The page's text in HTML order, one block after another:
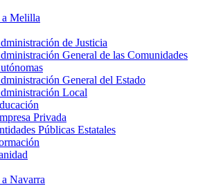
Melilla
de Justicia
General de las Comunidades
General del Estado
Local
Privada
Públicas Estatales
Navarra